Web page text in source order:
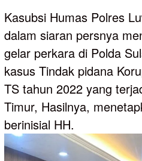
Kasubsi Humas Polres
dalam siaran persnya
gelar perkara di Polda
kasus Tindak pidana
TS tahun 2022 yang
Timur, Hasilnya,
berinisial HH.